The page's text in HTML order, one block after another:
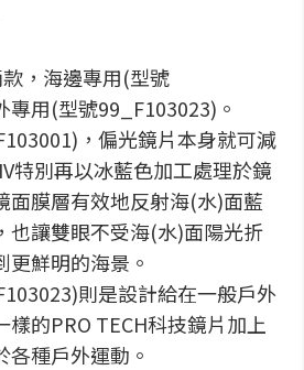
款，海邊專用(型號
專用(型號99_F103023)。
，偏光鏡片本身就可減
特別再以冰藍色加工處理於鏡
面膜層有效地反射海(水)面藍
也讓雙眼不受海(水)面陽光折
鮮明的海景。
則是設計給在一般戶外
的PRO TECH科技鏡片加上
種戶外運動。